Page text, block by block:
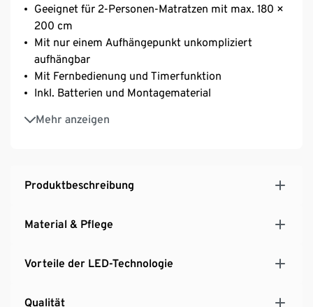
Geeignet für 2-Personen-Matratzen mit max. 180 ×
200 cm
Mit nur einem Aufhängepunkt unkompliziert
aufhängbar
Mit Fernbedienung und Timerfunktion
Inkl. Batterien und Montagematerial
Mehr anzeigen
Für eine Deckenhöhe von bis zu 2,3 m
Produktbeschreibung
Material & Pflege
Vorteile der LED-Technologie
Qualität